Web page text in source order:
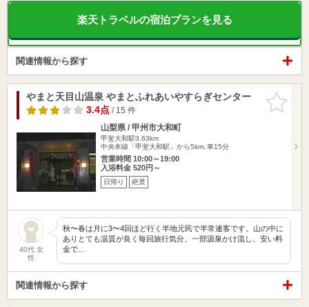
楽天トラベルの宿泊プランを見る
関連情報から探す
お気に入
りに追加
やまと天目山温泉 やまとふれあいやすらぎセンター
3.4点/ 15 件
山梨県 / 甲州市大和町
甲斐大和駅3.63km
中央本線「甲斐大和駅」から5km､車15分
営業時間 10:00～19:00
入浴料金 520円～
日帰り 絶景
40代 女
性
秋〜春は月に3〜4回ほど行く半地元民で半常連客です。山の中に
ありとても温質が良く毎回旅行気分、一部源泉かけ流し、安い料
金で…
関連情報から探す